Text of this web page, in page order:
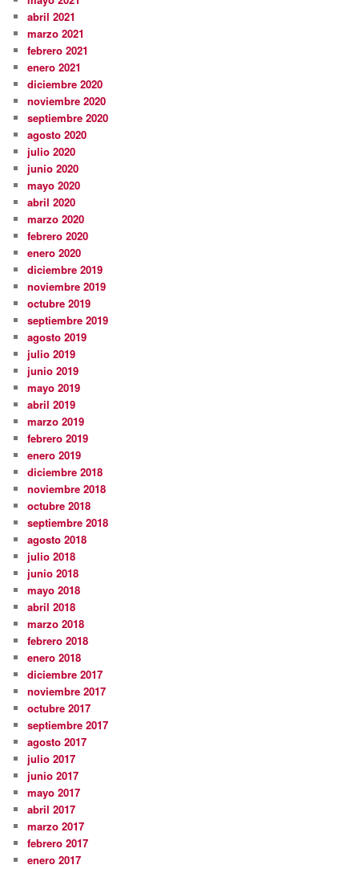
abril 2021
marzo 2021
febrero 2021
enero 2021
diciembre 2020
noviembre 2020
septiembre 2020
agosto 2020
julio 2020
junio 2020
mayo 2020
abril 2020
marzo 2020
febrero 2020
enero 2020
diciembre 2019
noviembre 2019
octubre 2019
septiembre 2019
agosto 2019
julio 2019
junio 2019
mayo 2019
abril 2019
marzo 2019
febrero 2019
enero 2019
diciembre 2018
noviembre 2018
octubre 2018
septiembre 2018
agosto 2018
julio 2018
junio 2018
mayo 2018
abril 2018
marzo 2018
febrero 2018
enero 2018
diciembre 2017
noviembre 2017
octubre 2017
septiembre 2017
agosto 2017
julio 2017
junio 2017
mayo 2017
abril 2017
marzo 2017
febrero 2017
enero 2017